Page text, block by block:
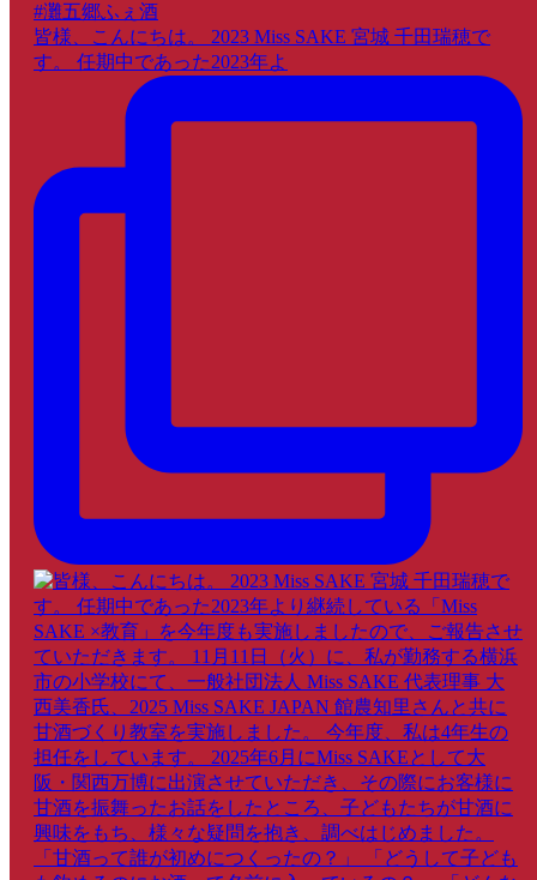
皆様、こんにちは。 2023 Miss SAKE 宮城 千田瑞穂で
す。 任期中であった2023年よ